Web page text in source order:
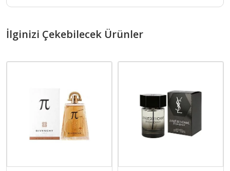
İlginizi Çekebilecek Ürünler